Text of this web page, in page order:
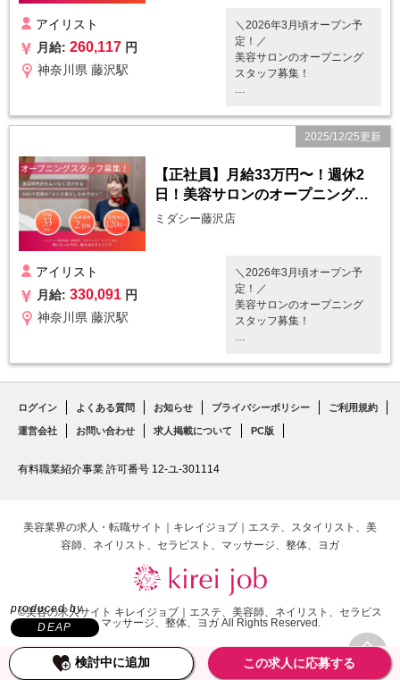
produced by
DEAP
＜ ミダシーで行う施術内
容 ＞
・脱毛(ヒゲ・全身・VIO)
・光フェイシャル
・鼻毛ワックス脱毛
・手の甲・指脱毛
・ネイルケア
・リップエステ
✅ 仕事内容
・施術業務（眉毛スタイリ
ングが中心／脱毛・ホワイ
トニングなど）
・店内清掃・片付けなど簡
単なサロン業務
【研修期間】1ヶ月半〜2ヶ
月
アイリスト
月給: 260,117 円
神奈川県 藤沢駅
＼2026年3月頃オープン予
定！／
美容サロンのオープニング
スタッフ募集！
「月1回・1時間・1万円」で
身だしなみを完璧にする 男
ロンです。
脱毛・ホワイトニング・眉
毛スタイリング・ネイルケ
アなど 8種類の施術をすべ
＜ ミダシーで行う施術内
容 ＞
・脱毛(ヒゲ・全身・VIO)
・光フェイシャル
・鼻毛ワックス脱毛
・手の甲・指脱毛
・フェイスパック
・リップエステ
・施術業務（眉毛スタイリ
ングが中心／脱毛・ホワイ
・店内清掃・片付けなど簡
単なサロン業務
※施術はすべて完全マニュア
ル化
月
2025/12/25更新
【正社員】月給33万円〜！週休2
日！美容サロンのオープニングス
タッフ（美容師免許）
ミダシー藤沢店
アイリスト
月給: 330,091 円
神奈川県 藤沢駅
＼2026年3月頃オープン予
定！／
美容サロンのオープニング
スタッフ募集！
「月1回・1時間・1万円」で
身だしなみを完璧にする 男
性専用ワンストップ美容サ
脱毛・ホワイトニング・眉
容 ＞
・脱毛(ヒゲ・全身・VIO)
・セルフホワイトニング
・鼻毛ワックス脱毛
・手の甲・指脱毛
・フェイスパック
ログイン よくある質問 お知らせ プライバシーポリシー ご利用規約
運営会社 お問い合わせ 求人掲載について PC版
有料職業紹介事業 許可番号 12-ユ-301114
美容業界の求人・転職サイト｜キレイジョブ｜エステ、スタイリスト、美
容師、ネイリスト、セラピスト、マッサージ、整体、ヨガ
©美容の求人サイト キレイジョブ｜エステ、美容師、ネイリスト、セラピス
ト、マッサージ、整体、ヨガ All Rights Reserved.
検討中に追加 この求人に応募する